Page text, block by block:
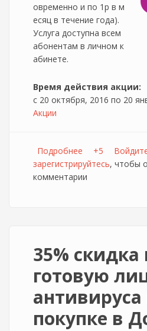
овременно и по 1р в м
есяц в течение года).
Услуга доступна всем
абонентам в личном к
абинете.
Время действия акции:
с 20 октября, 2016 по 20
Акции
Подробнее о 100 мегабит
+5
зарегистрируйтесь, чтобы
комментарии
35% скидка
готовую
покупке в